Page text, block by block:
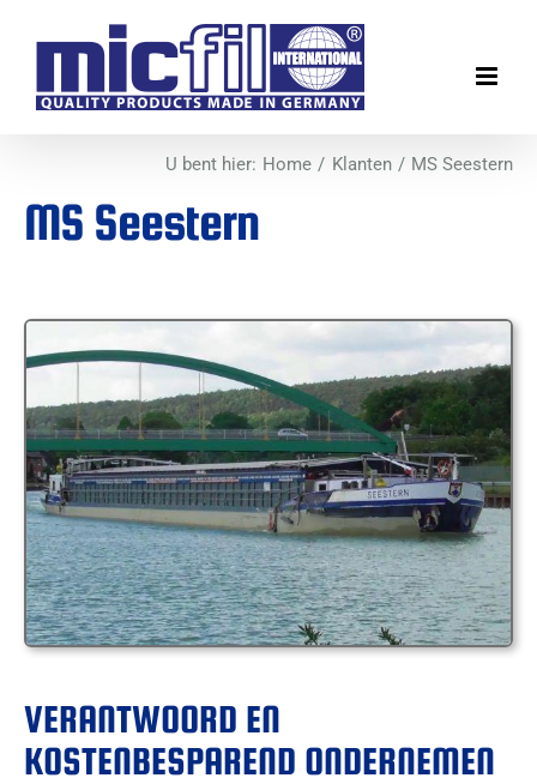
inhoud
U bent hier: Home Klanten MS Seestern
MS Seestern
VERANTWOORD EN
KOSTENBESPAREND ONDERNEMEN